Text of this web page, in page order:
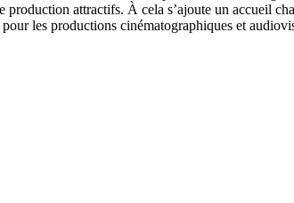
production attractifs. À cela s’ajoute un accueil
les productions cinématographiques et